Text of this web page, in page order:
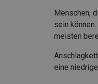
Menschen,
sein
meisten
eine